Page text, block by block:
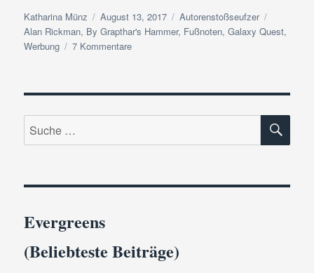
Autor
Katharina Münz
Veröffentlicht
am
August 13, 2017 Kategorien
Autorenstoßseufzer
Alan Rickman, By Grapthar's Hammer, Fußnoten,Galaxy Quest,
Werbung
7 Kommentarezu
That
the
Suche
nach:
Evergreens
(Beliebteste Beiträge)